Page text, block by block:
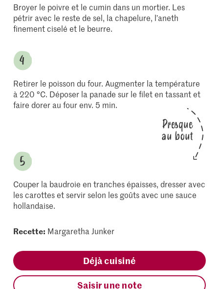
Broyer le poivre et le cumin dans un mortier. Les
pétrir avec le reste de sel, la chapelure, l’aneth
finement ciselé et le beurre.
Retirer le poisson du four. Augmenter la température
à 220 °C. Déposer la panade sur le filet en tassant et
faire dorer au four env. 5 min.
Presque
au bout
Couper la baudroie en tranches épaisses, dresser avec
les carottes et servir selon les goûts avec une sauce
hollandaise.
Recette: Margaretha Junker
Déjà cuisiné
Saisir une note